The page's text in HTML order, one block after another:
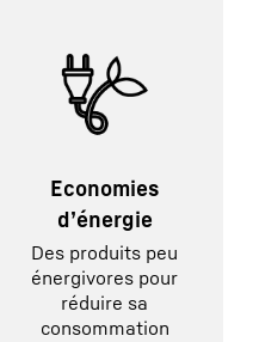
Economies
d’énergie
Des produits peu
énergivores pour
réduire sa
consommation